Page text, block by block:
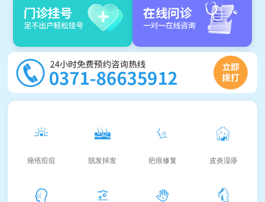
痤疮痘痘 脱发掉发 疤痕修复 皮炎湿疹